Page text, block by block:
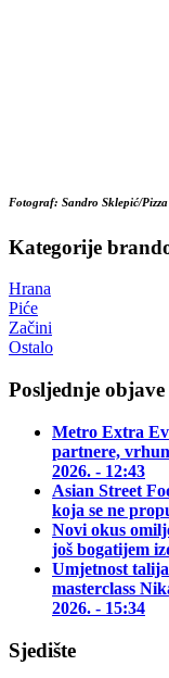
Fotograf: Sandro Sklepić/
Kategorije
Hrana
Piće
Začini
Ostalo
Posljednje objave
Metro Extra
partnere,
2026. - 12:43
Asian Street
koja se ne
Novi okus
još bogatijem
Umjetnost
masterclass
2026. - 15:34
Sjedište